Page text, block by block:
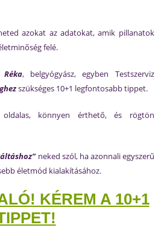
azokat az adatokat, amik pillanatok
felé.
, belgyógyász, egyben Testszerviz
szükséges 10+1 legfontosabb tippet.
könnyen érthető, és rögtön
neked szól, ha azonnali egyszerű
életmód kialakításához.
KÉREM A 10+1